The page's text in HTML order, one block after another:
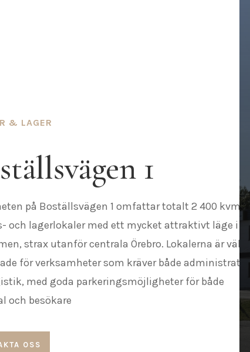
& LAGER
1
på Boställsvägen 1 omfattar totalt 2 400 kvm
och lagerlokaler med ett mycket attraktivt läge i
strax utanför centrala Örebro. Lokalerna är väl
för verksamheter som kräver både administration
med goda parkeringsmöjligheter för både
och besökare
OSS